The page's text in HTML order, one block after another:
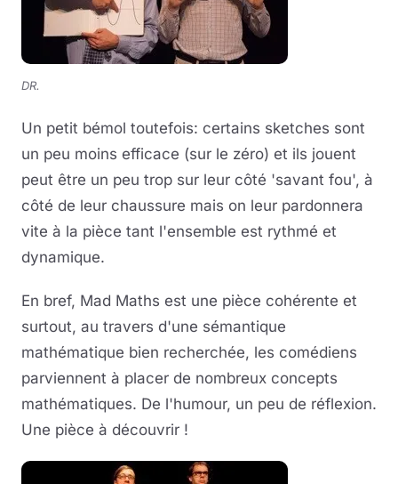
DR.
Un petit bémol toutefois: certains sketches sont
un peu moins efficace (sur le zéro) et ils jouent
peut être un peu trop sur leur côté 'savant fou', à
côté de leur chaussure mais on leur pardonnera
vite à la pièce tant l'ensemble est rythmé et
dynamique.
En bref, Mad Maths est une pièce cohérente et
surtout, au travers d'une sémantique
mathématique bien recherchée, les comédiens
parviennent à placer de nombreux concepts
mathématiques. De l'humour, un peu de réflexion.
Une pièce à découvrir !